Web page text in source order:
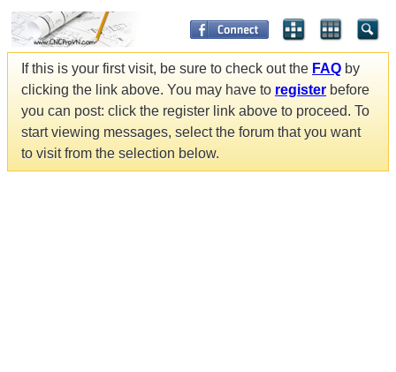
If this is your first visit, be sure to check out the FAQ by
clicking the link above. You may have to register before
you can post: click the register link above to proceed. To
start viewing messages, select the forum that you want
to visit from the selection below.